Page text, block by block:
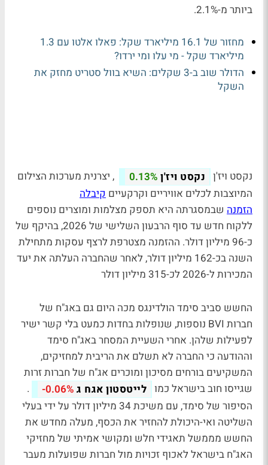
ביותר מ-2.1%.
מחזור של 16.1 מיליארד שקל: פאלו אלטו עם 1.3
מיליארד שקל - מי עלו ומי ירדו?
הדולר שוב ב-3 שקלים: השיא בוול סטריט מחזק את
השקל
נקסט ויז'ן נקסט ויז'ן 0.13%
, יצרנית מערכות הצילום
המיוצבות לכלים אוויריים וקרקעיים קיבלה
הזמנה שבמסגרתה היא תספק מצלמות ומוצרים נוספים
ללקוח חדש עד סוף הרבעון השלישי של 2026, בהיקף של
כ-96 מיליון דולר. ההזמנה מצטרפת לרצף עסקות מתחילת
השנה בכ-162 מיליון דולר, לאחר שהחברה העלתה את יעד
המכירות ל-2026 לכ-315 מיליון דולר
החשש סביב סימד הולדינגס מכה היום גם באג"ח של
חברות BVI נוספות, שנופלות בחדות כמעט בלי קשר ישיר
לפעילות שלהן. אחרי השעיית המסחר באג"ח סימד
וההודעה כי החברה לא תשלם את הריבית למחזיקים,
המשקיעים בורחים מסיכון ומוכרים אג"ח של חברות זרות
שגייסו חוב בישראל כמו לייטסטון אגח ג -0.06%
.
הסיפור של סימד, עם משיכת 34 מיליון דולר על ידי בעלי
השליטה ואי-היכולת להחזיר את הכסף, מעלה מחדש את
החשש מממשל תאגידי חלש ומקושי אמיתי של מחזיקי
האג"ח בישראל לאכוף זכויות מול חברות שפועלות מעבר